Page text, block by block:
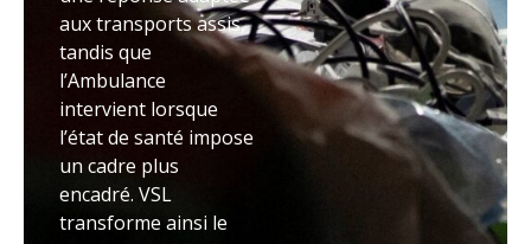
aux transports assis,
tandis que
l’Ambulance
intervient lorsque
l’état de santé impose
un cadre plus
encadré. VSL
transforme ainsi le